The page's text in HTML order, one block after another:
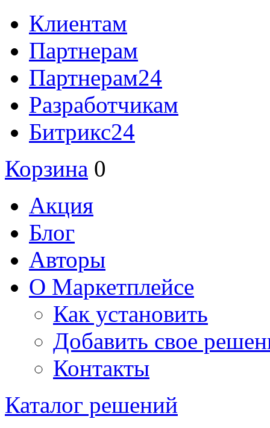
Клиентам
Партнерам
Партнерам24
Разработчикам
Битрикс24
Корзина 0
Акция
Блог
Авторы
О Маркетплейсе
Как установить
Добавить свое
Контакты
Каталог решений